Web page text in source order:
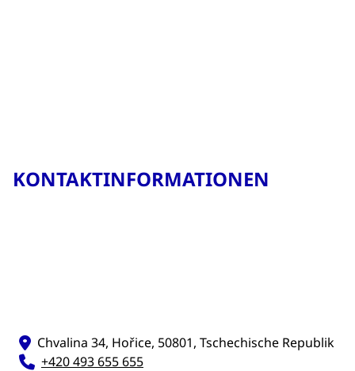
KONTAKTINFORMATIONEN
Chvalina 34, Hořice, 50801, Tschechische Republik
+420 493 655 655